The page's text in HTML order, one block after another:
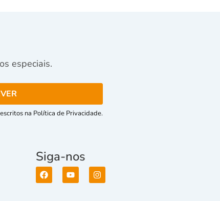
especiais.
na Política de Privacidade.
Siga-nos